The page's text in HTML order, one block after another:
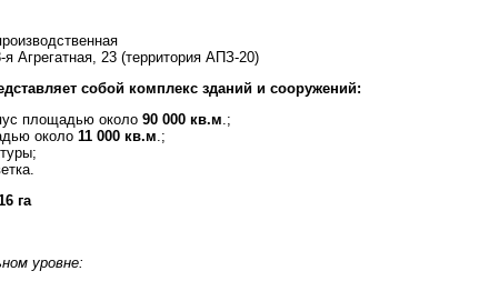
Агрегатная, 23 (территория АПЗ-20)
собой комплекс зданий и сооружений:
площадью около 90 000 кв.м.;
около 11 000 кв.м.;
га
уровне: